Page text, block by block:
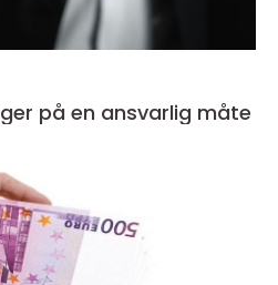
på en ansvarlig måte